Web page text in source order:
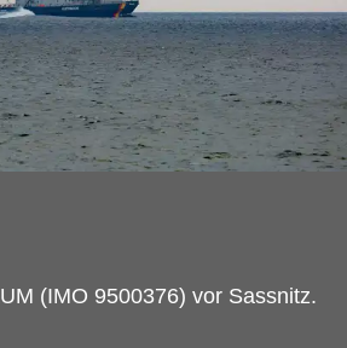
(IMO 9500376) vor Sassnitz.